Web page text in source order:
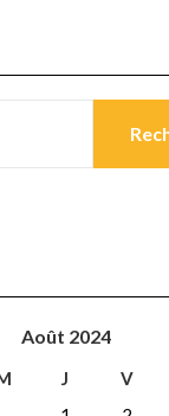
Août 2024
J V